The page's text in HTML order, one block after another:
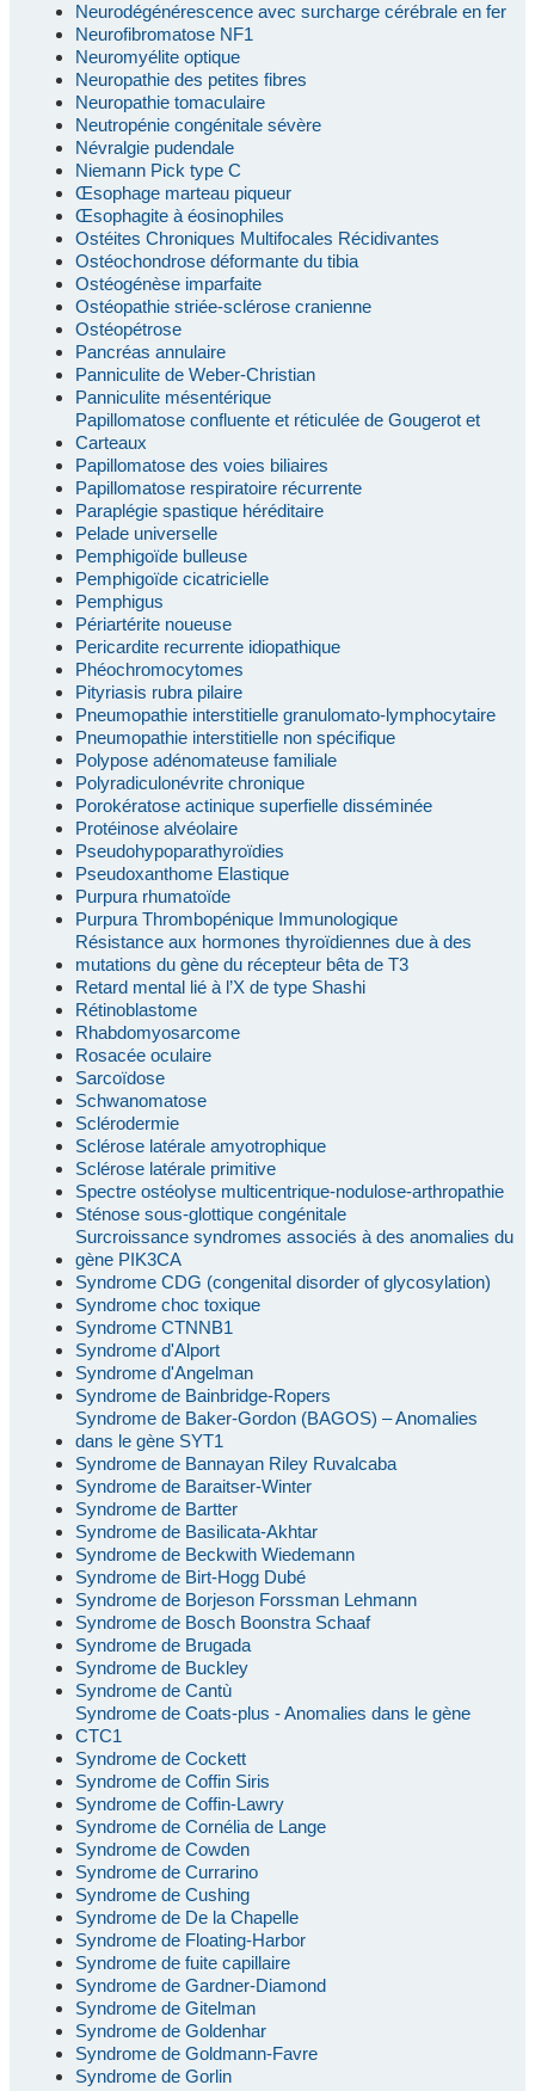
Neurodégénérescence avec surcharge cérébrale en fer
Neurofibromatose NF1
Neuromyélite optique
Neuropathie des petites fibres
Neuropathie tomaculaire
Neutropénie congénitale sévère
Névralgie pudendale
Niemann Pick type C
Œsophage marteau piqueur
Œsophagite à éosinophiles
Ostéites Chroniques Multifocales Récidivantes
Ostéochondrose déformante du tibia
Ostéogénèse imparfaite
Ostéopathie striée-sclérose cranienne
Ostéopétrose
Pancréas annulaire
Panniculite de Weber-Christian
Panniculite mésentérique
Papillomatose confluente et réticulée de Gougerot et
Carteaux
Papillomatose des voies biliaires
Papillomatose respiratoire récurrente
Paraplégie spastique héréditaire
Pelade universelle
Pemphigoïde bulleuse
Pemphigoïde cicatricielle
Pemphigus
Périartérite noueuse
Pericardite recurrente idiopathique
Phéochromocytomes
Pityriasis rubra pilaire
Pneumopathie interstitielle granulomato-lymphocytaire
Pneumopathie interstitielle non spécifique
Polypose adénomateuse familiale
Polyradiculonévrite chronique
Porokératose actinique superfielle disséminée
Protéinose alvéolaire
Pseudohypoparathyroïdies
Pseudoxanthome Elastique
Purpura rhumatoïde
Purpura Thrombopénique Immunologique
Résistance aux hormones thyroïdiennes due à des
mutations du gène du récepteur bêta de T3
Retard mental lié à l’X de type Shashi
Rétinoblastome
Rhabdomyosarcome
Rosacée oculaire
Sarcoïdose
Schwanomatose
Sclérodermie
Sclérose latérale amyotrophique
Sclérose latérale primitive
Spectre ostéolyse multicentrique-nodulose-arthropathie
Sténose sous-glottique congénitale
Surcroissance syndromes associés à des anomalies du
gène PIK3CA
Syndrome CDG (congenital disorder of glycosylation)
Syndrome choc toxique
Syndrome CTNNB1
Syndrome d'Alport
Syndrome d'Angelman
Syndrome de Bainbridge-Ropers
Syndrome de Baker-Gordon (BAGOS) – Anomalies
dans le gène SYT1
Syndrome de Bannayan Riley Ruvalcaba
Syndrome de Baraitser-Winter
Syndrome de Bartter
Syndrome de Basilicata-Akhtar
Syndrome de Beckwith Wiedemann
Syndrome de Birt-Hogg Dubé
Syndrome de Borjeson Forssman Lehmann
Syndrome de Bosch Boonstra Schaaf
Syndrome de Brugada
Syndrome de Buckley
Syndrome de Cantù
Syndrome de Coats-plus - Anomalies dans le gène
CTC1
Syndrome de Cockett
Syndrome de Coffin Siris
Syndrome de Coffin-Lawry
Syndrome de Cornélia de Lange
Syndrome de Cowden
Syndrome de Currarino
Syndrome de Cushing
Syndrome de De la Chapelle
Syndrome de Floating-Harbor
Syndrome de fuite capillaire
Syndrome de Gardner-Diamond
Syndrome de Gitelman
Syndrome de Goldenhar
Syndrome de Goldmann-Favre
Syndrome de Gorlin